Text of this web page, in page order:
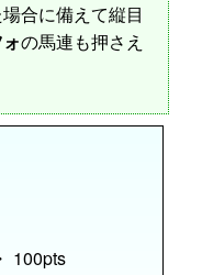
合に備えて縦目
の馬連も押さえ
100pts